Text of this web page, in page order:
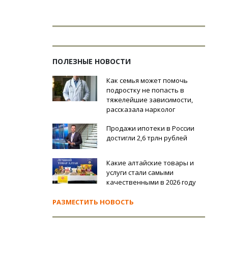
ПОЛЕЗНЫЕ НОВОСТИ
Как семья может помочь
подростку не попасть в
тяжелейшие зависимости,
рассказала нарколог
Продажи ипотеки в России
достигли 2,6 трлн рублей
Какие алтайские товары и
услуги стали самыми
качественными в 2026 году
РАЗМЕСТИТЬ НОВОСТЬ